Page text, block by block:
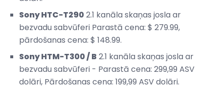
Sony HTC-T2902.1 kanāla skaņas josla ar
bezvadu sabvūferi Parastā cena: $ 279.99,
pārdošanas cena: $ 148.99.
Sony HTM-T300 / B 2.1 kanāla skaņas josla ar
bezvadu sabvūferi - Parastā cena: 299,99 ASV
dolāri, Pārdošanas cena: 199,99 ASV dolāri.